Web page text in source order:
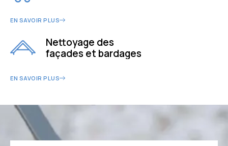
EN SAVOIR PLUS
Nettoyage des
façades et bardages
EN SAVOIR PLUS